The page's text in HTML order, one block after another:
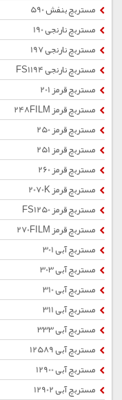
مستربچ بنفش 590
مستربچ نارنجی 190
مستربچ نارنجی 197
مستربچ نارنجی FS1194
مستربچ قرمز 201
مستربچ قرمز 248FILM
مستربچ قرمز 250
مستربچ قرمز 251
مستربچ قرمز 260
مستربچ قرمز 2070K
مستربچ قرمز FS1250
مستربچ قرمز 270FILM
مستربچ آبی 301
مستربچ آبی 303
مستربچ آبی 310
مستربچ آبی 311
مستربچ آبی 333
مستربچ آبی 12589
مستربچ آبی 12900
مستربچ آبی 12902